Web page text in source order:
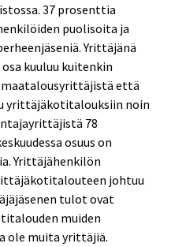
37 prosenttia
puolisoita ja
Yrittäjänä
kuuluu kuitenkin
että
yrittäjäkotitalouksiin noin
78
osuus on
Yrittäjähenkilön
johtuu
tulot ovat
muiden
ole muita yrittäjiä.